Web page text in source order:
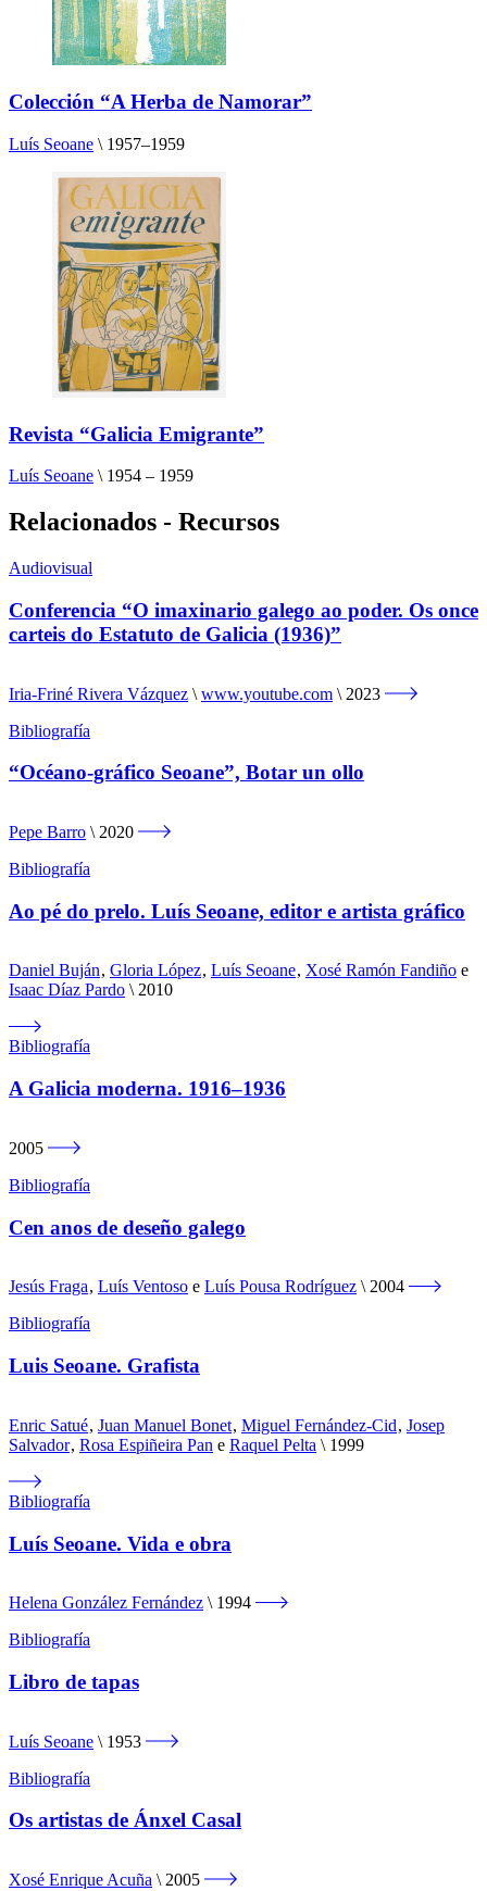
Colección “A Herba de Namorar”
Luís Seoane \ 1957–1959
Revista “Galicia Emigrante”
Luís Seoane \ 1954 – 1959
Relacionados - Recursos
Audiovisual
Conferencia “O imaxinario galego ao poder. Os once
carteis do Estatuto de Galicia (1936)”
Iria-Friné Rivera Vázquez www.youtube.com
2023
Bibliografía
“Océano-gráfico Seoane”, Botar un ollo
Pepe Barro
2020
Bibliografía
Ao pé do prelo. Luís Seoane, editor e artista gráfico
Daniel Buján, Gloria López, Luís Seoane, Xosé Ramón Fandiño e
Isaac Díaz Pardo
2010
Bibliografía
A Galicia moderna. 1916–1936
2005
Bibliografía
Cen anos de deseño galego
Jesús Fraga, Luís Ventoso e Luís Pousa Rodríguez
2004
Bibliografía
Luis Seoane. Grafista
Enric Satué, Juan Manuel Bonet, Miguel Fernández-Cid, Josep
Salvador, Rosa Espiñeira Pan e Raquel Pelta 1999
Bibliografía
Luís Seoane. Vida e obra
Helena González Fernández
1994
Bibliografía
Libro de tapas
Luís Seoane
1953
Bibliografía
Os artistas de Ánxel Casal
Xosé Enrique Acuña
2005